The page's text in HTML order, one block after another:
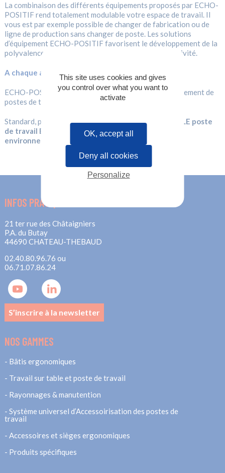
La combinaison des différents équipements proposés par ECHO-
POSITIF rend totalement modulable votre espace de travail. Il
vous est par exemple possible de changer de fabrication ou de
ligne de production sans changer de poste. Les solutions
d’équipement ECHO-POSITIF favorisent le développement de la
polyvalence des personnes, la réactivité et la productivité.
A chaque activité, sa solution !
ECHO-POSITIF vous propose des solutions d’aménagement de
postes de travail adaptées et opérationnelles.
Standard, personnalisable ou sur-mesure,découvrez LE poste
de travail ECHO-POSITIF qui s’adapte à VOTRE
environnement !
INFOS PRATIQUES
21 ter rue des Châtaigniers
P.A. du Butay
44690 CHATEAU-THEBAUD
02.40.80.96.76 ou
06.71.07.86.24
S’inscrire à la newsletter
NOS GAMMES
Bâtis ergonomiques
Travail sur table et poste de travail
Rayonnages & manutention
Système universel d’Accessoirisation des postes de
travail
Accessoires et sièges ergonomiques
Produits spécifiques
This site uses cookies and gives
you control over what you want to
activate
OK, accept all
Deny all cookies
Personalize